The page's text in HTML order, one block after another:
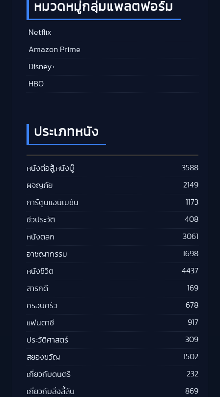
หมวดหมู่กลุ่มแพลตฟอร์ม
Netflix
Amazon Prime
Disney+
HBO
ประเภทหนัง
หนังต่อสู้,หนังบู๊ 3588
ผจญภัย 2149
การ์ตูนแอนิเมชัน 1173
ชีวประวัติ 408
หนังตลก 3061
อาชญากรรม 1698
หนังชีวิต 4437
สารคดี 169
ครอบครัว 678
แฟนตาซี 917
ประวัติศาสตร์ 309
สยองขวัญ 1502
เกี่ยวกับดนตรี 232
เกี่ยวกับสิ่งลี้ลับ 869